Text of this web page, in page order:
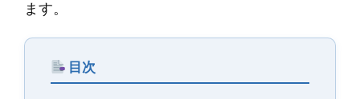
ます。
目次